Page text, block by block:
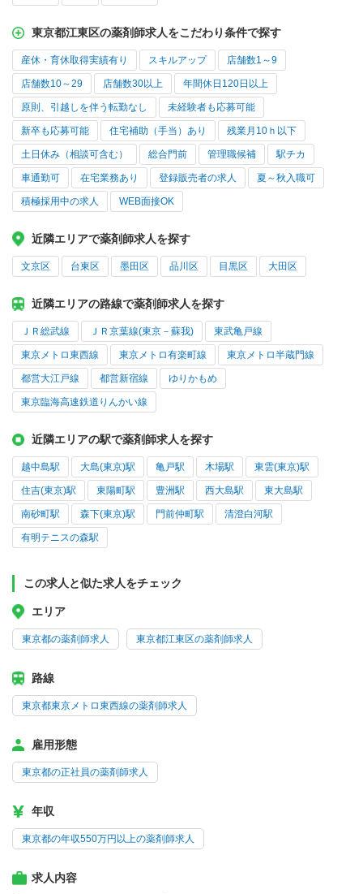
東京都江東区の薬剤師求人をこだわり条件で探す
産休・育休取得実績有り スキルアップ 店舗数1～9
店舗数10～29 店舗数30以上 年間休日120日以上
原則、引越しを伴う転勤なし 未経験者も応募可能
新卒も応募可能 住宅補助（手当）あり 残業月10ｈ以下
土日休み（相談可含む） 総合門前 管理職候補 駅チカ
車通勤可 在宅業務あり 登録販売者の求人 夏～秋入職可
積極採用中の求人 WEB面接OK
近隣エリアで薬剤師求人を探す
文京区 台東区 墨田区 品川区 目黒区 大田区
近隣エリアの路線で薬剤師求人を探す
ＪＲ総武線 ＪＲ京葉線(東京－蘇我) 東武亀戸線
東京メトロ東西線 東京メトロ有楽町線 東京メトロ半蔵門線
都営大江戸線 都営新宿線 ゆりかもめ
東京臨海高速鉄道りんかい線
近隣エリアの駅で薬剤師求人を探す
越中島駅 大島(東京)駅 亀戸駅 木場駅 東雲(東京)駅
住吉(東京)駅 東陽町駅 豊洲駅 西大島駅 東大島駅
南砂町駅 森下(東京)駅 門前仲町駅 清澄白河駅
有明テニスの森駅
この求人と似た求人をチェック
エリア
東京都の薬剤師求人 東京都江東区の薬剤師求人
路線
東京都東京メトロ東西線の薬剤師求人
雇用形態
東京都の正社員の薬剤師求人
年収
東京都の年収550万円以上の薬剤師求人
求人内容